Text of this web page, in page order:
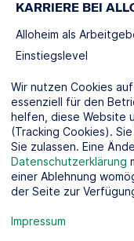
KARRIERE BEI
Alloheim als
Einstiegslevel
SOCIAL MEDIA
Wir nutzen Cookies
essenziell für den
helfen, diese Website
(Tracking Cookies).
Sie zulassen. Eine
Datenschutzerklärung
einer Ablehnung
der Seite zur
Impressum